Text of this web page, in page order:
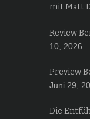
mit Matt
Review
10, 2026
Preview
Juni 29,
Die